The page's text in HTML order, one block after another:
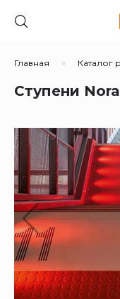
Главная Каталог
Ступени